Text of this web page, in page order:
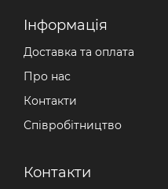
Iнформація
Доставка та оплата
Про нас
Контакти
Співробітництво
Контакти